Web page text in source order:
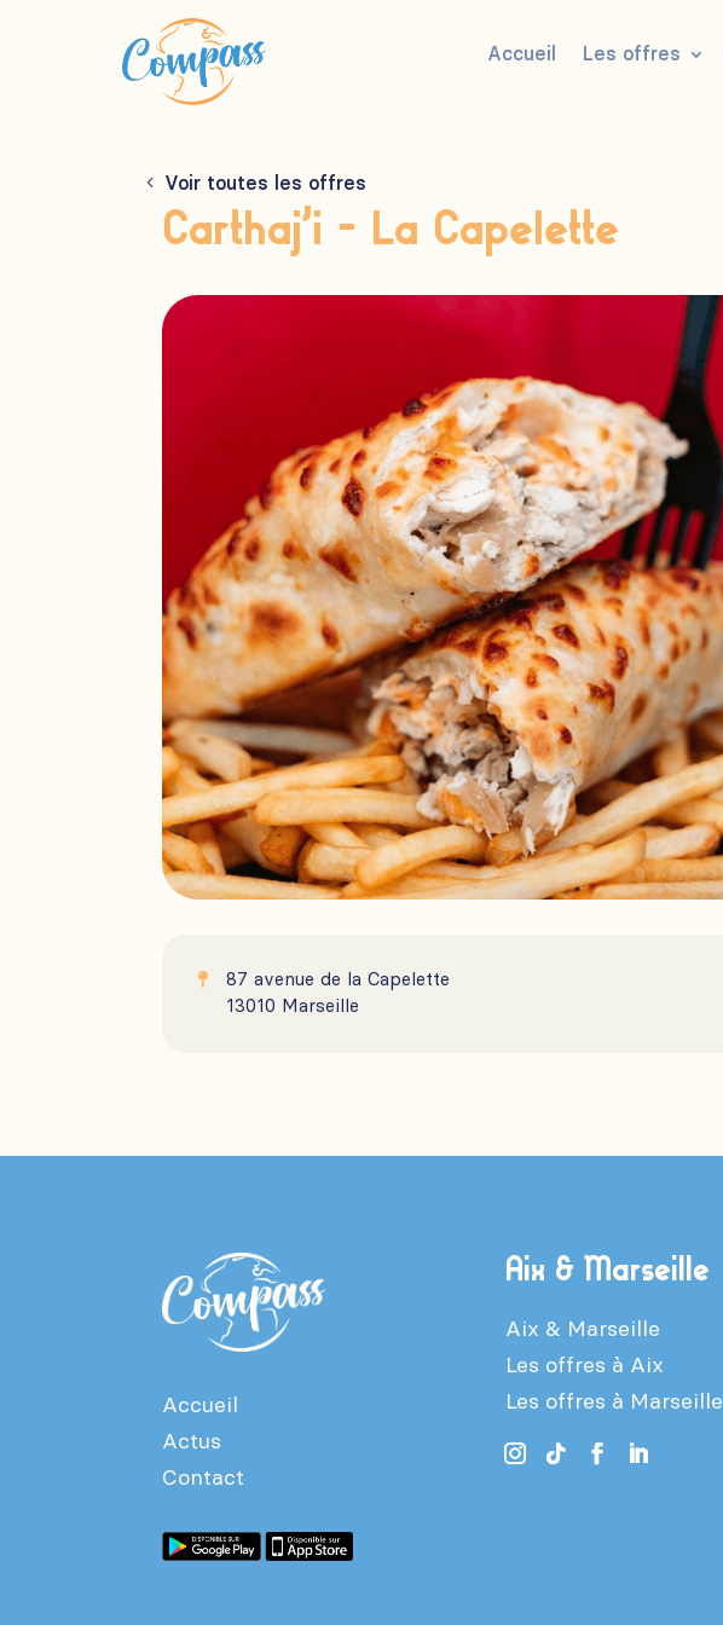
Accueil Les offres
Voir toutes les offres
Carthaj’i – La Capelette
 87 avenue de la Capelette
13010 Marseille
Accueil
Actus
Contact
Aix & Marseille
Aix & Marseille
Les offres à Aix
Les offres à Marseille